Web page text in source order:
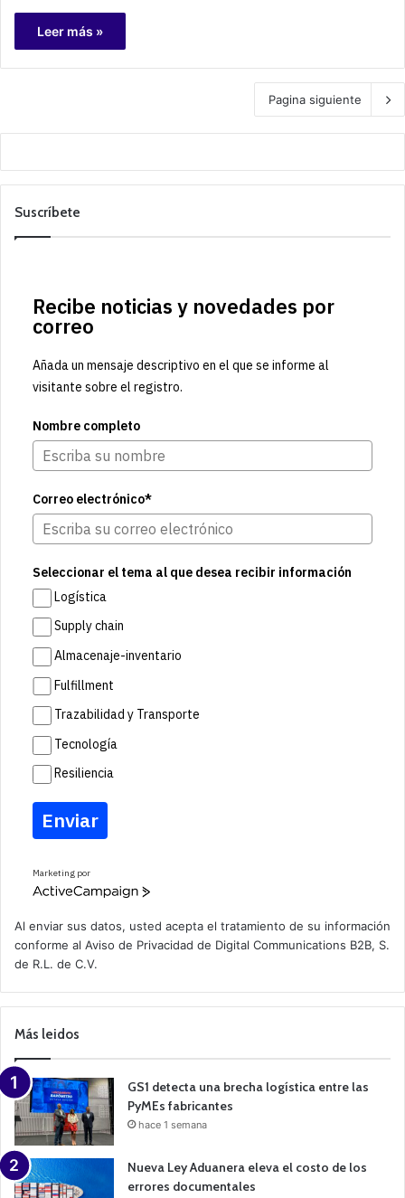
Leer más »
Pagina siguiente
Suscríbete
Recibe noticias y novedades por
correo
Añada un mensaje descriptivo en el que se informe al
visitante sobre el registro.
Nombre completo
Correo electrónico*
Seleccionar el tema al que desea recibir información
Logística
Supply chain
Almacenaje-inventario
Fulfillment
Trazabilidad y Transporte
Tecnología
Resiliencia
Enviar
Marketing por
A
v
e
a
m
a
n
Al enviar sus datos, usted acepta el tratamiento de su información
conforme al Aviso de Privacidad de Digital Communications B2B, S.
de R.L. de C.V.
Más leidos
GS1 detecta una brecha logística entre las
PyMEs fabricantes
hace 1 semana
Nueva Ley Aduanera eleva el costo de los
errores documentales